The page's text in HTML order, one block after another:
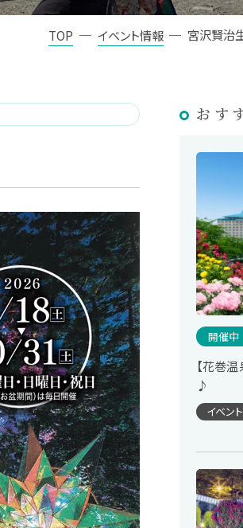
TOP イベント情報 宮沢賢治
おす
開催中
【花巻
♪
イベン